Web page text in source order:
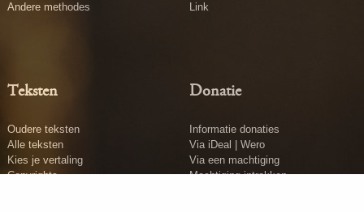
Andere methodes
Link
Teksten
Oudere teksten
Alle teksten
Kies je vertaling
Copyrights
Donatie
Informatie donaties
Via iDeal | Wero
Via een machtiging
Machtiging intrekken